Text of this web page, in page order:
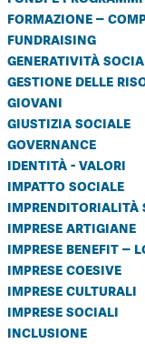
formazione –
fundraising
generatività
gestione delle
giovani
giustizia sociale
governance
identità - valori
impatto sociale
imprenditorialità
imprese artigiane
imprese benefit
imprese coesive
imprese culturali
imprese sociali
inclusione